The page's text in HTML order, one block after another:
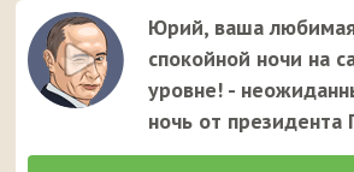
Юрий, ваша
спокойной ночи на
уровне! -
ночь от президента